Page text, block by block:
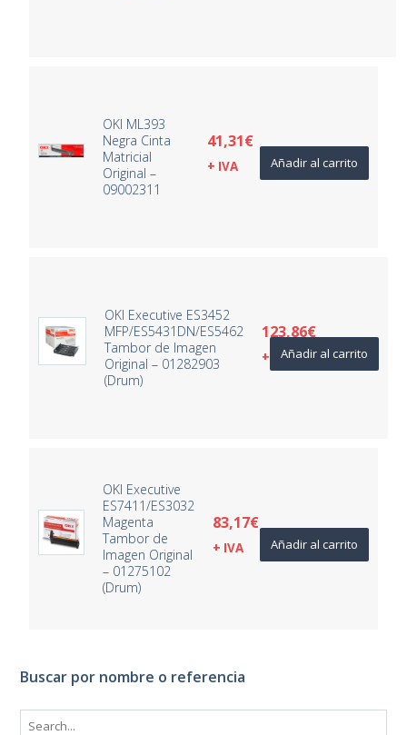
OKI ML393
Negra Cinta
Matricial
Original –
09002311
41,31€
+ IVA Añadir al carrito
OKI Executive ES3452
MFP/ES5431DN/ES5462
Tambor de Imagen
Original – 01282903
(Drum)
123,86€
+ IVAAñadir al carrito
OKI Executive
ES7411/ES3032
Magenta
Tambor de
Imagen Original
– 01275102
(Drum)
83,17€
+ IVA Añadir al carrito
Buscar por nombre o referencia